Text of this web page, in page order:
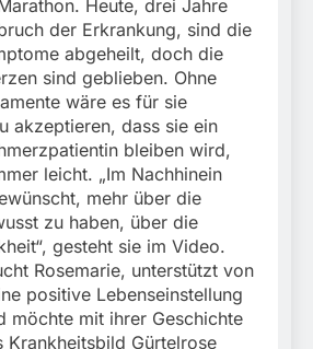
Heute, drei Jahre
der Erkrankung, sind die
abgeheilt, doch die
sind geblieben. Ohne
wäre es für sie
akzeptieren, dass sie ein
bleiben wird,
leicht. „Im Nachhinein
mehr über die
zu haben, über die
gesteht sie im Video.
Rosemarie, unterstützt von
positive Lebenseinstellung
möchte mit ihrer Geschichte
Krankheitsbild Gürtelrose